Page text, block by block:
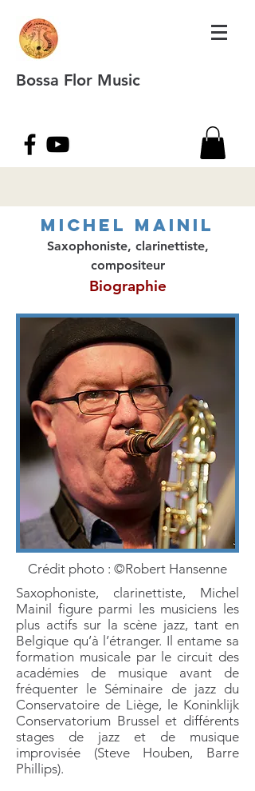
Bossa Flor Music
Michel Mainil
Saxophoniste, clarinettiste,
compositeur
Biographie
Crédit photo : ©Robert Hansenne
Saxophoniste, clarinettiste, Michel
Mainil figure parmi les musiciens les
plus actifs sur la scène jazz, tant en
Belgique qu’à l’étranger. Il entame sa
formation musicale par le circuit des
académies de musique avant de
fréquenter le Séminaire de jazz du
Conservatoire de Liège, le Koninklijk
Conservatorium Brussel et différents
stages de jazz et de musique
improvisée (Steve Houben, Barre
Phillips).